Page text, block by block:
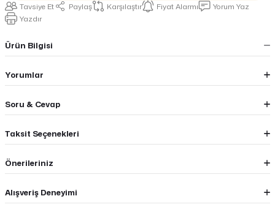
Tavsiye Et Paylaş Karşılaştır Fiyat Alarmı
Yorum Yaz
Yazdır
Ürün Bilgisi
Yorumlar
Soru & Cevap
Taksit Seçenekleri
Önerileriniz
Alışveriş Deneyimi